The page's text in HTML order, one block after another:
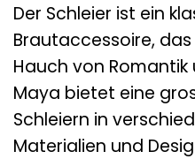
Der Schleier ist ein
Brautaccessoire,
Hauch von Romantik
Maya bietet eine
Schleiern in
Materialien und